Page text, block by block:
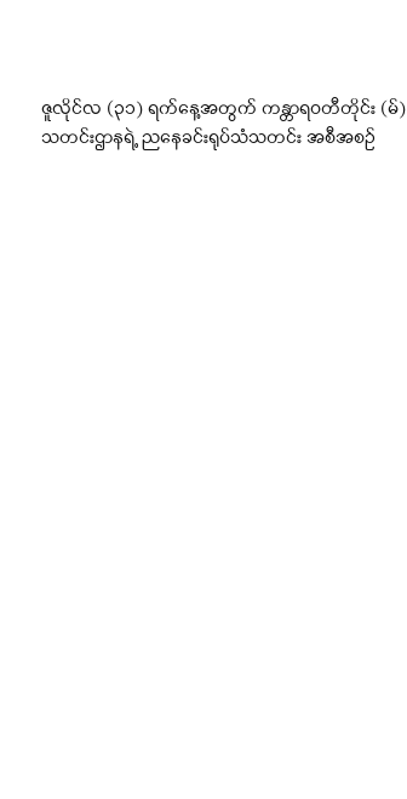
ဇူလိုင်လ (၃၁) ရက်နေ့အတွက် ကန္တာရဝတီတိုင်း (မ်)
သတင်းဌာနရဲ့ ညနေခင်းရုပ်သံသတင်း အစီအစဉ်